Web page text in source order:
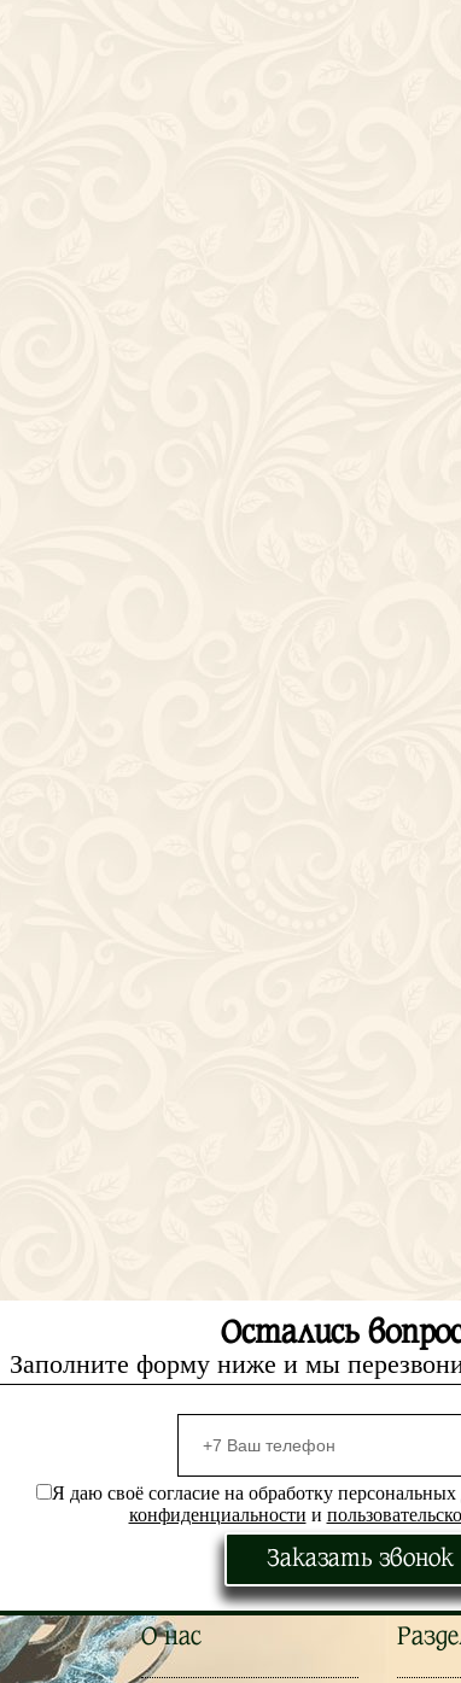
Остались
Заполните форму ниже и мы
Я даю своё согласие на обработку
конфиденциальности и
Заказать звонок
О нас